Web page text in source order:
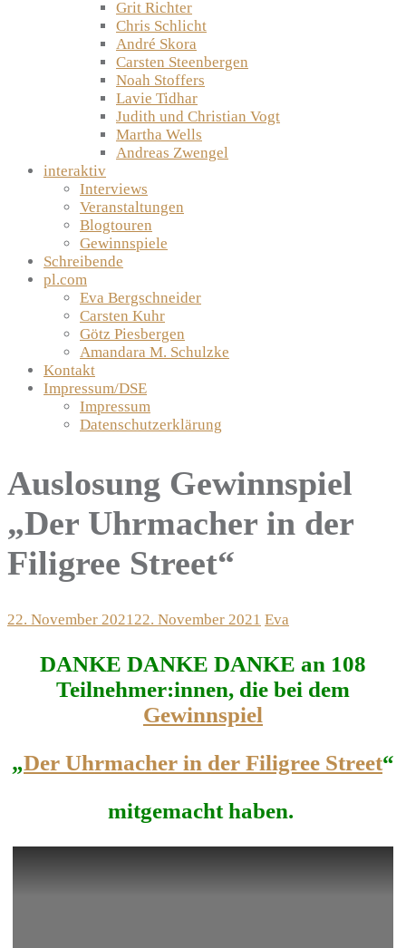
Grit Richter
Chris Schlicht
André Skora
Carsten Steenbergen
Noah Stoffers
Lavie Tidhar
Judith und Christian Vogt
Martha Wells
Andreas Zwengel
interaktiv
Interviews
Veranstaltungen
Blogtouren
Gewinnspiele
Schreibende
pl.com
Eva Bergschneider
Carsten Kuhr
Götz Piesbergen
Amandara M. Schulzke
Kontakt
Impressum/DSE
Impressum
Datenschutzerklärung
Auslosung Gewinnspiel
„Der Uhrmacher in der
Filigree Street“
22. November 202122. November 2021 Eva
DANKE DANKE DANKE an 108
Teilnehmer:innen, die bei dem
Gewinnspiel
„Der Uhrmacher in der Filigree Street“
mitgemacht haben.